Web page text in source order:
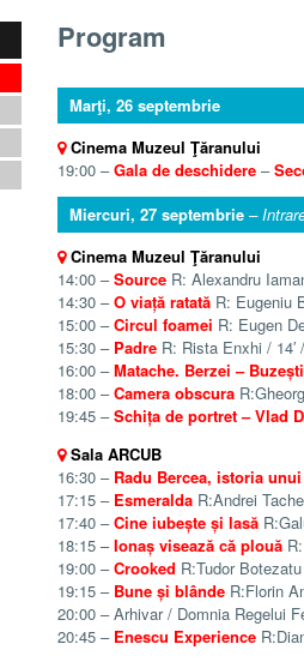
Program
Marţi, 26 septembrie
Cinema Muzeul Ţăranului
19:00 –Gala de deschidere –
Miercuri, 27 septembrie –
Cinema Muzeul Ţăranului
14:00 –Source R: Alexandru
14:30 –O viață ratată R: Eugeniu
15:00 –Circul foamei R: Eugen
15:30 – Padre R: Rista Enxhi / 14′
16:00 –Matache. Berzei – Buzești
18:00 –Camera obscura
19:45 –Schița de portret – Vlad
Sala ARCUB
16:30 – Radu Bercea, istoria
17:15 – Esmeralda R:Andrei
17:40 –Cine iubește și lasă
18:15 –Ionaș visează că plouă
19:00 –Crooked R:Tudor
19:15 –Bune și blânde R:Florin
20:00 – Arhivar / Domnia Regelui
20:45 – Enescu Experience